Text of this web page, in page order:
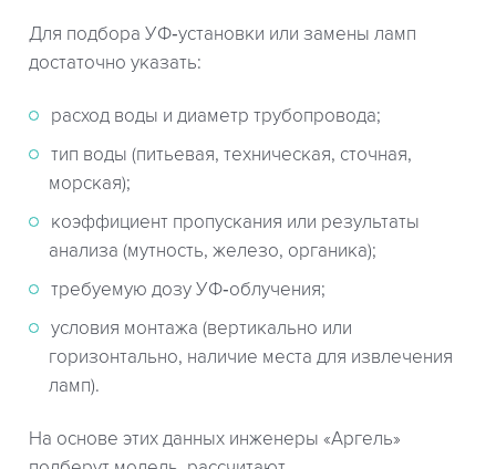
Для подбора УФ‑установки или замены ламп
достаточно указать:
расход воды и диаметр трубопровода;
тип воды (питьевая, техническая, сточная,
морская);
коэффициент пропускания или результаты
анализа (мутность, железо, органика);
требуемую дозу УФ‑облучения;
условия монтажа (вертикально или
горизонтально, наличие места для извлечения
ламп).
На основе этих данных инженеры «Аргель»